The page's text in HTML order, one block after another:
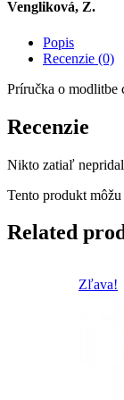
Vengliková, Z.
Popis
Recenzie (0)
Príručka o modlitbe
Recenzie
Nikto zatiaľ
Tento produkt
Related
Zľava!